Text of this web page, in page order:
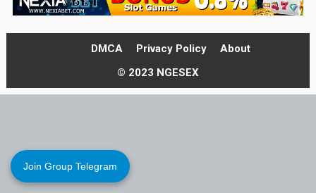
DMCA Privacy Policy
About
© 2023 NGESEX
Join Group Telegram